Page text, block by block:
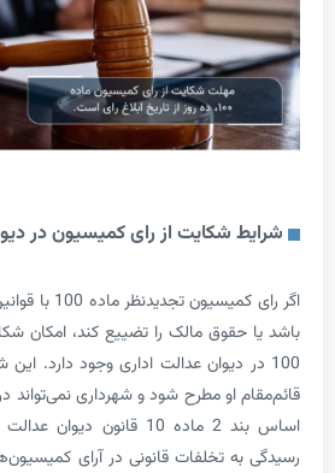
شکایت از رای کمیسیون در دیوان عدالت
اگر رای کمیسیون تجدیدنظر ماده 100 با
مالک را تضییع کند، امکان شکایت از رای
دیوان عدالت اداری وجود دارد. این شکایت باید
او مطرح شود و شهرداری نمی‌تواند در این مرحله
اساس بند 2 ماده 10 قانون دیوان عدالت اداری،
تخلفات قانونی در آرای کمیسیون‌ها را دارد.